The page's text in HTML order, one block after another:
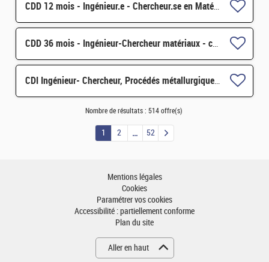
CDD 12 mois - Ingénieur.e - Chercheur.se en Matériaux et Corrosion H/F
CDD 36 mois - Ingénieur-Chercheur matériaux - corrosion et corrosion sous contrainte H/F
CDI Ingénieur- Chercheur, Procédés métallurgiques & industrialisation (matériaux pour les énergies) H/F
Nombre de résultats : 514 offre(s)
1 2 52
Mentions légales
Cookies
Paramétrer vos cookies
Accessibilité : partiellement conforme
Plan du site
Aller en haut